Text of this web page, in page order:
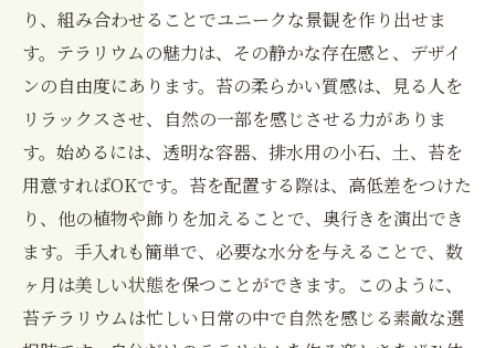
り、組み合わせることでユニークな景観を作り出せま
す。テラリウムの魅力は、その静かな存在感と、デザイ
ンの自由度にあります。苔の柔らかい質感は、見る人を
リラックスさせ、自然の一部を感じさせる力がありま
す。始めるには、透明な容器、排水用の小石、土、苔を
用意すればOKです。苔を配置する際は、高低差をつけた
り、他の植物や飾りを加えることで、奥行きを演出でき
ます。手入れも簡単で、必要な水分を与えることで、数
ヶ月は美しい状態を保つことができます。このように、
苔テラリウムは忙しい日常の中で自然を感じる素敵な選